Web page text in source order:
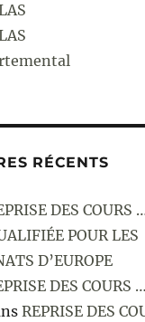
RÉCENTS
DES COURS
POUR LES
D’EUROPE
DES COURS …
REPRISE DES